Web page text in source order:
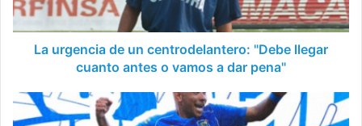
cuanto
antes
dar
pena"
La urgencia de un centrodelantero: "Debe llegar
cuanto antes o vamos a dar pena"
Cristian
Chorri